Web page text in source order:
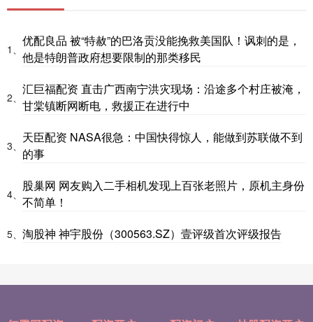
1、
优配良品 被“特赦”的巴洛贡没能挽救美国队！讽刺的是，
他是特朗普政府想要限制的那类移民
2、
汇巨福配资 直击广西南宁洪灾现场：沿途多个村庄被淹，
甘棠镇断网断电，救援正在进行中
3、
天臣配资 NASA很急：中国快得惊人，能做到苏联做不到
的事
4、
股巢网 网友购入二手相机发现上百张老照片，原机主身份
不简单！
5、 淘股神 神宇股份（300563.SZ）壹评级首次评级报告